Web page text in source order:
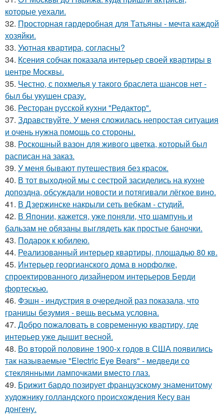
которые уехали.
32. Просторная гардеробная для Татьяны - мечта каждой
хозяйки.
33. Уютная квартира, согласны?
34. Ксения собчак показала интерьер своей квартиры в
центре Москвы.
35. Честно, с похмелья у такого браслета шансов нет -
был бы укушен сразу.
36. Ресторан русской кухни "Редактор".
37. Здравствуйте. У меня сложилась непростая ситуация
и очень нужна помощь со стороны.
38. Роскошный вазон для живого цветка, который был
расписан на заказ.
39. У меня бывают путешествия без красок.
40. В тот выходной мы с сестрой засиделись на кухне
допоздна, обсуждали новости и потягивали лёгкое вино.
41. В Дзержинске накрыли сеть вебкам - студий.
42. В Японии, кажется, уже поняли, что шампунь и
бальзам не обязаны выглядеть как простые баночки.
43. Подарок к юбилею.
44. Реализованный интерьер квартиры, площадью 80 кв.
45. Интерьер георгианского дома в норфолке,
спроектированного дизайнером интерьеров Берди
фортескью.
46. Фэшн - индустрия в очередной раз показала, что
границы безумия - вещь весьма условна.
47. Добро пожаловать в современную квартиру, где
интерьер уже дышит весной.
48. Во второй половине 1900-х годов в США появились
так называемые "Electric Eye Bears" - медведи со
стеклянными лампочками вместо глаз.
49. Брижит бардо позирует французскому знаменитому
художнику голландского происхождения Кесу ван
донгену.